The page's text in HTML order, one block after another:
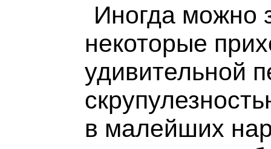
Иногда можно
некоторые
удивительной
в малейших